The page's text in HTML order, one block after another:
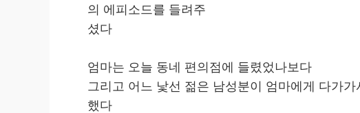
의 에피소드를 들려주
셨다
엄마는 오늘 동네 편의점에 들렸었나보다
그리고 어느 낯선 젊은 남성분이 엄마에게 다가
했다